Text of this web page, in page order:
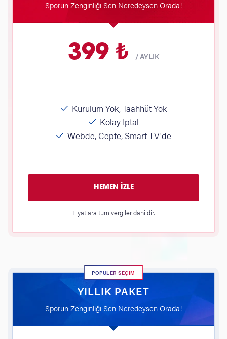
Sporun Zenginliği Sen Neredeysen Orada!
399 ₺ /AYLIK
Kurulum Yok, Taahhüt Yok
Kolay İptal
Webde, Cepte, Smart TV'de
HEMEN İZLE
Fiyatlara tüm vergiler dahildir.
POPÜLER SEÇİM
YILLIK PAKET
Sporun Zenginliği Sen Neredeysen Orada!